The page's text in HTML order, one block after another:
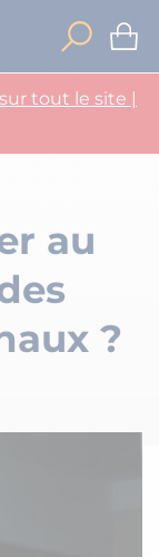
tout le site |
au
?